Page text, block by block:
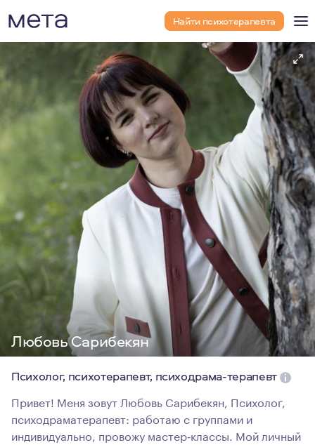
Найти психотерапевта
Любовь Сарибекян
Психолог, психотерапевт, психодрама-терапевт
Привет! Меня зовут Любовь Сарибекян, Психолог,
психодраматерапевт: работаю с группами и
индивидуально, провожу мастер‑классы. Мой личный